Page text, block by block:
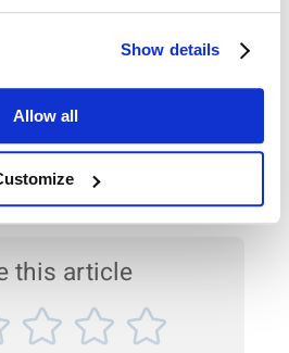
Show details
Allow all
さらには専門知識を深めたい技術者の
に与える影響を深く理解できる バッテリ
度な固形分測定手法をご紹介します。
ノメーターを活用することで、異なる固
定を通じて、迅速に固形分を算出できま
る密度測定 簡便な操作で、繰り返し測定
定-色濃いサンプルを希釈させる重要性
強い光吸収を示し、動的光散乱（DLS）
変動を引き起こすことが多いです。その
径を得るには、サンプルを適切に希釈す
ケーションノートでは、BeNano 180
した。BeNano 180 Zeta Proの精度と使
響を最小限に抑えた信頼性の高い測定結
製品: BeNanoシリーズ業...
this article